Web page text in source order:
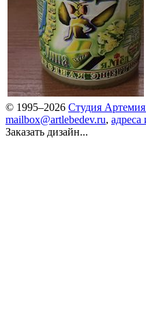
© 1995–2026 Студия Артемия
mailbox@artlebedev.ru,
Заказать дизайн...